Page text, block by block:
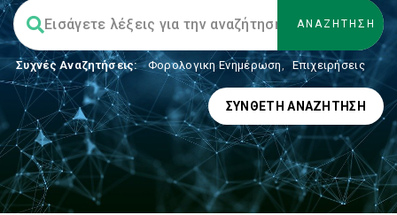
Συχνές Αναζητήσεις: Φορολογικη Ενημέρωση, Επιχειρήσεις
ΣΎΝΘΕΤΗ ΑΝΑΖΉΤΗΣΗ